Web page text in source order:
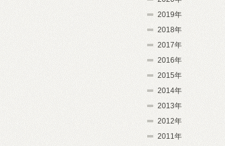
2019年
2018年
2017年
2016年
2015年
2014年
2013年
2012年
2011年